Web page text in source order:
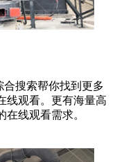
搜索帮你找到更多
线观看。更有海量高
线观看需求。